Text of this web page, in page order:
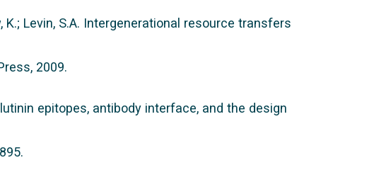
K.; Levin, S.A. Intergenerational resource transfers
2009.
epitopes, antibody interface, and the design